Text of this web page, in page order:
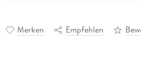
Merken Empfehlen